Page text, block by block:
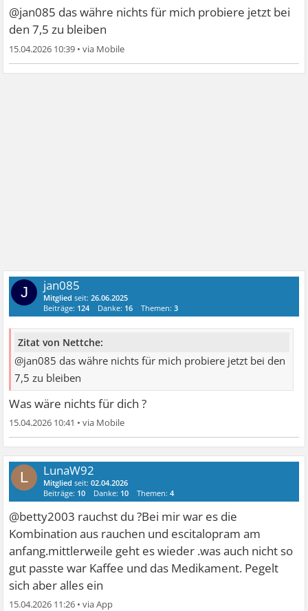
@jan085 das währe nichts für mich probiere jetzt bei
den 7,5 zu bleiben
15.04.2026 10:39 •
J jan085
Mitglied seit:26.06.2025
Beiträge: 124 Danke: 16 Themen:3
Zitat von Nettche:
@jan085 das währe nichts für mich probiere jetzt bei den
7,5 zu bleiben
Was wäre nichts für dich ?
15.04.2026 10:41 •
L LunaW92
Mitglied seit:02.04.2026
Beiträge: 10 Danke: 10 Themen:4
@betty2003 rauchst du ?Bei mir war es die
Kombination aus rauchen und escitalopram am
anfang.mittlerweile geht es wieder .was auch nicht so
gut passte war Kaffee und das Medikament. Pegelt
sich aber alles ein
15.04.2026 11:26 •